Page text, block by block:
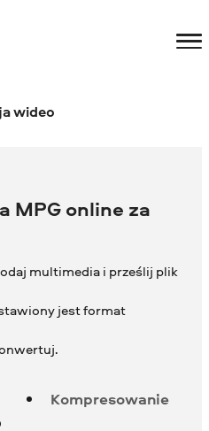
wideo
MPG online za
multimedia i prześlij plik
jest format
Kompresowanie